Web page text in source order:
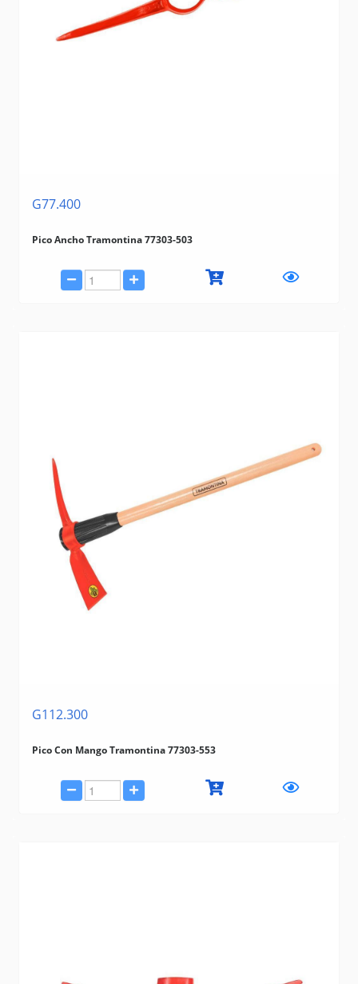
G77.400
Pico Ancho Tramontina 77303-503
G112.300
Pico Con Mango Tramontina 77303-553